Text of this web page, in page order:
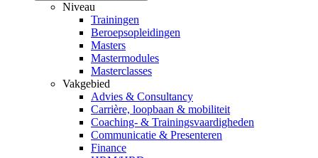
Niveau
Trainingen
Beroepsopleidingen
Masters
Mastermodules
Masterclasses
Vakgebied
Advies & Consultancy
Carrière, loopbaan & mobiliteit
Coaching- & Trainingsvaardigheden
Communicatie & Presenteren
Finance